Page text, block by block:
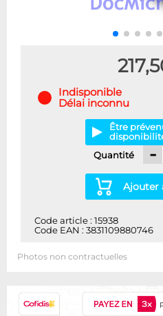
Indisponible
Délai inconnu
Être
Quantité
-
Ajouter
Code article : 15938
Code EAN : 3831109880746
Photos non contractuelles